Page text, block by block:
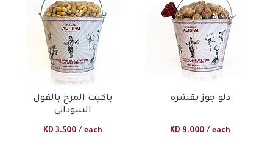
باكيت المرح بالفول
السوداني
KD 3.500 / each
دلو جوز بقشره
KD 9.000 / each